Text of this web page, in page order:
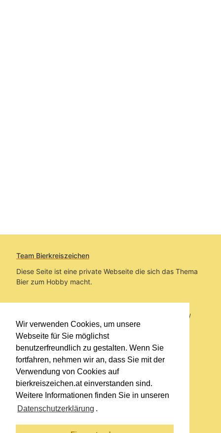
Wir verwenden Cookies, um unsere
Webseite für Sie möglichst
benutzerfreundlich zu gestalten. Wenn Sie
fortfahren, nehmen wir an, dass Sie mit der
Verwendung von Cookies auf
bierkreiszeichen.at einverstanden sind.
Weitere Informationen finden Sie in unseren
Datenschutzerklärung .
Team Bierkreiszeichen
Diese Seite ist eine private Webseite die sich das Thema
Bier zum Hobby macht.
Sie befinden sich auf https://www.bierkreiszeichen.at/
im Pfad:Übers Bier/Biersorten
Erstellt: 2021-05-19
Links
Impressum
Datenschutzerklärung